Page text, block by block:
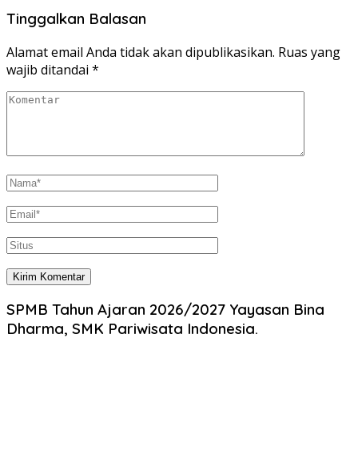
Tinggalkan Balasan
Alamat email Anda tidak akan dipublikasikan. Ruas yang
wajib ditandai *
SPMB Tahun Ajaran 2026/2027 Yayasan Bina
Dharma, SMK Pariwisata Indonesia.